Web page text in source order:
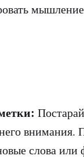
внимания.
слова или